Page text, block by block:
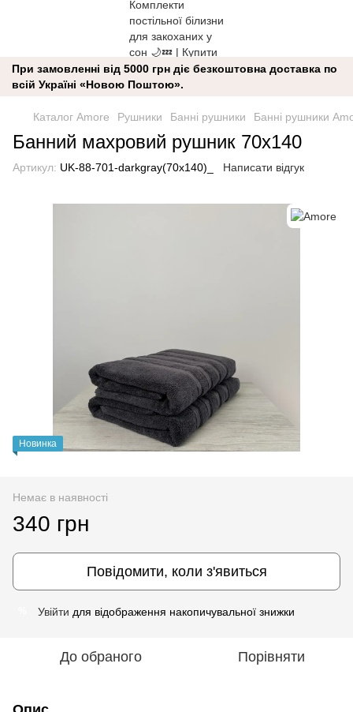
При замовленні від 5000 грн діє безкоштовна доставка по
всій Україні «Новою Поштою».
Каталог Amore Рушники Банні рушники Банні рушники
Банний махровий рушник 70x140
Артикул: UK-88-701-darkgray(70x140)_ Написати відгук
Новинка
Немає в наявності
340 грн
Повідомити, коли з'явиться
Увійти для відображення накопичувальної знижки
До обраного Порівняти